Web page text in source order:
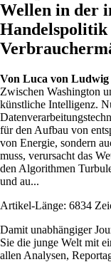
Wellen in der
Handelspolitik
Von Luca von Ludwig
Zwischen Washington
künstliche Intelligenz.
für den Aufbau von
von Energie, sondern
muss, verursacht das
den Algorithmen
und au...
Artikel-Länge: 6834
Damit unabhängiger
Sie die junge Welt mit
allen Analysen,